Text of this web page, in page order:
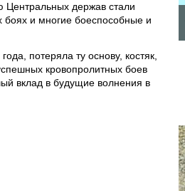
Центральных держав стали
боях и многие боеспособные и
потеряла ту основу, костяк,
кровопролитных боев
вклад в будущие волнения в